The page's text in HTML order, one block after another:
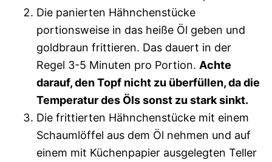
Die panierten Hähnchenstücke
portionsweise in das heiße Öl geben und
goldbraun frittieren. Das dauert in der
Regel 3-5 Minuten pro Portion. Achte
darauf, den Topf nicht zu überfüllen, da die
Temperatur des Öls sonst zu stark sinkt.
Die frittierten Hähnchenstücke mit einem
Schaumlöffel aus dem Öl nehmen und auf
einem mit Küchenpapier ausgelegten Teller